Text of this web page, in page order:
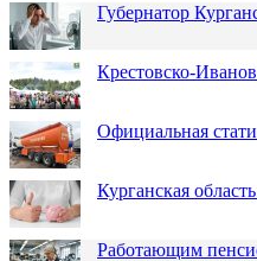
Губернатор
Крестовско-
Официальная
Курганская
Работающим